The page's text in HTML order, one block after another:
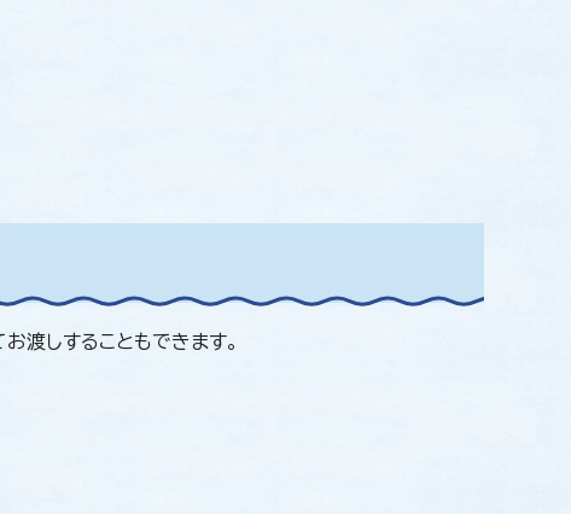
渡しすることもできます。